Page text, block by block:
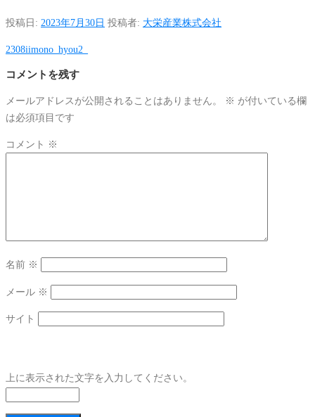
投稿日: 2023年7月30日 投稿者: 大栄産業株式会社
2308iimono_hyou2_
コメントを残す
メールアドレスが公開されることはありません。 ※ が付いている欄
は必須項目です
コメント ※
名前 ※
メール ※
サイト
上に表示された文字を入力してください。